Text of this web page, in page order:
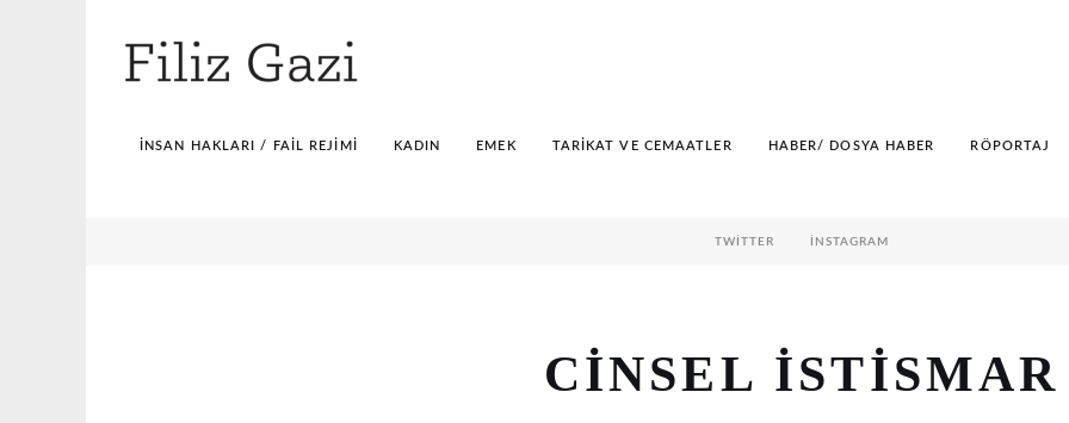
İNSAN HAKLARI / FAIL REJIMI KADIN EMEK TARIKAT VE CEMAATLER HABER/ DOSYA HABER RÖPORTAJ
TWITTER İNSTAGRAM
CINSEL ISTISMAR